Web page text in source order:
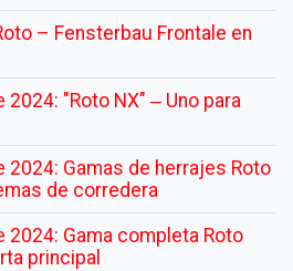
– Fensterbau Frontale en
"Roto NX" ‒ Uno para
2024: Gamas de herrajes Roto
de corredera
2024: Gama completa Roto
principal